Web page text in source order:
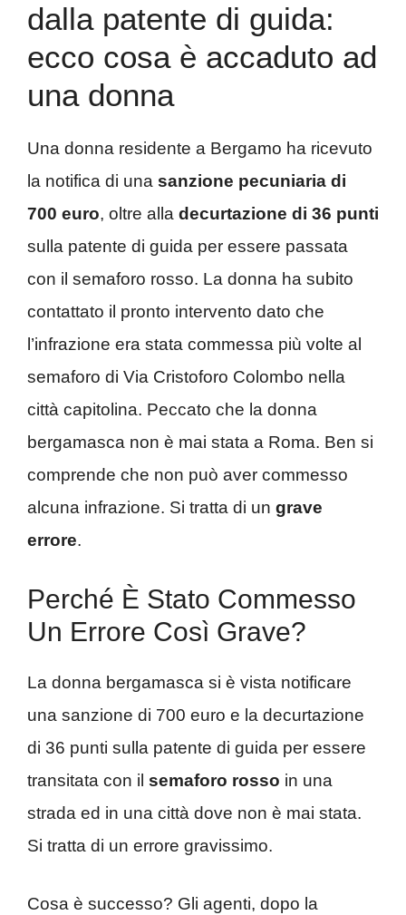
dalla patente di guida:
ecco cosa è accaduto ad
una donna
Una donna residente a Bergamo ha ricevuto
la notifica di una sanzione pecuniaria di
700 euro, oltre alla decurtazione di 36 punti
sulla patente di guida per essere passata
con il semaforo rosso. La donna ha subito
contattato il pronto intervento dato che
l’infrazione era stata commessa più volte al
semaforo di Via Cristoforo Colombo nella
città capitolina. Peccato che la donna
bergamasca non è mai stata a Roma. Ben si
comprende che non può aver commesso
alcuna infrazione. Si tratta di un grave
errore.
Perché È Stato Commesso
Un Errore Così Grave?
La donna bergamasca si è vista notificare
una sanzione di 700 euro e la decurtazione
di 36 punti sulla patente di guida per essere
transitata con il semaforo rosso in una
strada ed in una città dove non è mai stata.
Si tratta di un errore gravissimo.
Cosa è successo? Gli agenti, dopo la